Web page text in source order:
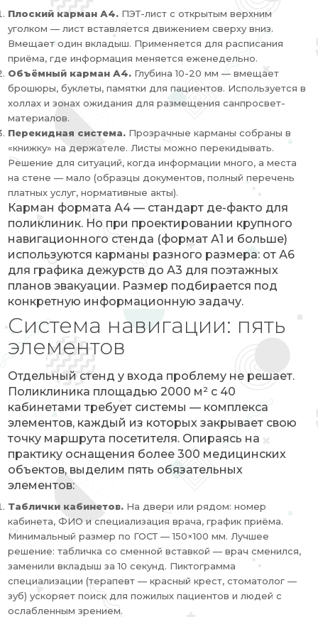
Плоский карман А4. ПЭТ-лист с открытым верхним
уголком — лист вставляется движением сверху вниз.
Вмещает один вкладыш. Применяется для расписания
приёма, где информация меняется еженедельно.
Объёмный карман А4. Глубина 10-20 мм — вмещает
брошюры, буклеты, памятки для пациентов. Используется в
холлах и зонах ожидания для размещения санпросвет-
материалов.
Перекидная система. Прозрачные карманы собраны в
«книжку» на держателе. Листы можно перекидывать.
Решение для ситуаций, когда информации много, а места
на стене — мало (образцы документов, полный перечень
платных услуг, нормативные акты).
Карман формата А4 — стандарт де-факто для
поликлиник. Но при проектировании крупного
навигационного стенда (формат А1 и больше)
используются карманы разного размера: от А6
для графика дежурств до А3 для поэтажных
планов эвакуации. Размер подбирается под
конкретную информационную задачу.
Система навигации: пять
элементов
Отдельный стенд у входа проблему не решает.
Поликлиника площадью 2000 м² с 40
кабинетами требует системы — комплекса
элементов, каждый из которых закрывает свою
точку маршрута посетителя. Опираясь на
практику оснащения более 300 медицинских
объектов, выделим пять обязательных
элементов:
Таблички кабинетов. На двери или рядом: номер
кабинета, ФИО и специализация врача, график приёма.
Минимальный размер по ГОСТ — 150×100 мм. Лучшее
решение: табличка со сменной вставкой — врач сменился,
заменили вкладыш за 10 секунд. Пиктограмма
специализации (терапевт — красный крест, стоматолог —
зуб) ускоряет поиск для пожилых пациентов и людей с
ослабленным зрением.